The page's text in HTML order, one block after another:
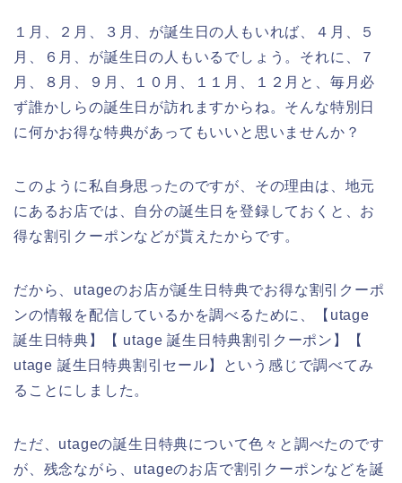
１月、２月、３月、が誕生日の人もいれば、４月、５
月、６月、が誕生日の人もいるでしょう。それに、７
月、８月、９月、１０月、１１月、１２月と、毎月必
ず誰かしらの誕生日が訪れますからね。そんな特別日
に何かお得な特典があってもいいと思いませんか？
このように私自身思ったのですが、その理由は、地元
にあるお店では、自分の誕生日を登録しておくと、お
得な割引クーポンなどが貰えたからです。
だから、utageのお店が誕生日特典でお得な割引クーポ
ンの情報を配信しているかを調べるために、【utage
誕生日特典】【 utage 誕生日特典割引クーポン】【
utage 誕生日特典割引セール】という感じで調べてみ
ることにしました。
ただ、utageの誕生日特典について色々と調べたのです
が、残念ながら、utageのお店で割引クーポンなどを誕